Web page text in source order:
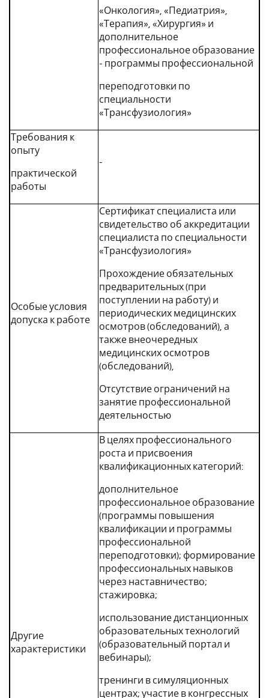
«Онкология», «Педиатрия»,
«Терапия», «Хирургия» и
дополнительное
профессиональное образование
- программы профессиональной
переподготовки по
специальности
«Трансфузиология»
Требования к
опыту
практической
работы
-
Особые условия
допуска к работе
Сертификат специалиста или
свидетельство об аккредитации
специалиста по специальности
«Трансфузиология»
Прохождение обязательных
предварительных (при
поступлении на работу) и
периодических медицинских
осмотров (обследований), а
также внеочередных
медицинских осмотров
(обследований),
Отсутствие ограничений на
занятие профессиональной
деятельностью
Другие
характеристики
В целях профессионального
роста и присвоения
квалификационных категорий:
дополнительное
профессиональное образование
(программы повышения
квалификации и программы
профессиональной
переподготовки); формирование
профессиональных навыков
через наставничество;
стажировка;
использование дистанционных
образовательных технологий
(образовательный портал и
вебинары);
тренинги в симуляционных
центрах; участие в конгрессных